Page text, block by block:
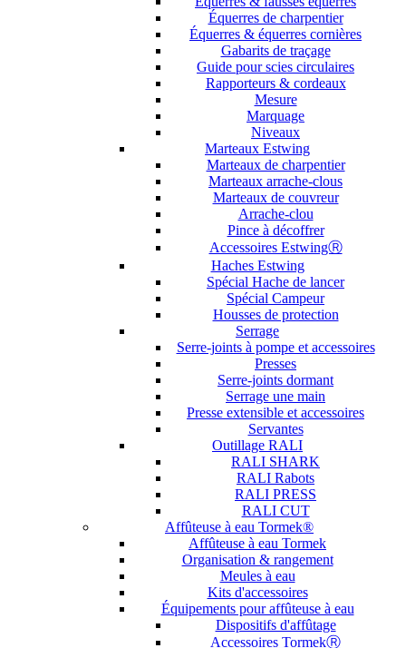
Équerres de charpentier
Équerres & équerres cornières
Gabarits de traçage
Guide pour scies circulaires
Rapporteurs & cordeaux
Mesure
Marquage
Niveaux
Marteaux Estwing
Marteaux de charpentier
Marteaux arrache-clous
Marteaux de couvreur
Arrache-clou
Pince à décoffrer
Accessoires EstwingⓇ
Haches Estwing
Spécial Hache de lancer
Spécial Campeur
Housses de protection
Serrage
Serre-joints à pompe et accessoires
Presses
Serre-joints dormant
Serrage une main
Presse extensible et accessoires
Servantes
Outillage RALI
RALI SHARK
RALI Rabots
RALI PRESS
RALI CUT
Affûteuse à eau Tormek®
Affûteuse à eau Tormek
Organisation & rangement
Meules à eau
Kits d'accessoires
Équipements pour affûteuse à eau
Dispositifs d'affûtage
Accessoires TormekⓇ